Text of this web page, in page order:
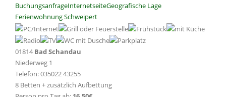
BuchungsanfrageInternetseiteGeografische Lage
Ferienwohnung Schweipert
01814 Bad Schandau
Niederweg 1
Telefon: 035022 43255
8 Betten + zusätzlich Aufbettung